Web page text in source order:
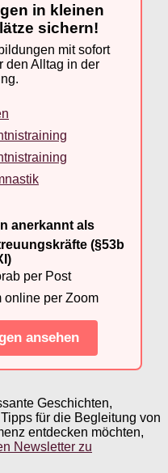
in kleinen
sichern!
mit sofort
den Alltag in der
anerkannt als
(§53b
per Post
online per Zoom
ansehen
Geschichten,
für die Begleitung von
entdecken möchten,
Newsletter zu